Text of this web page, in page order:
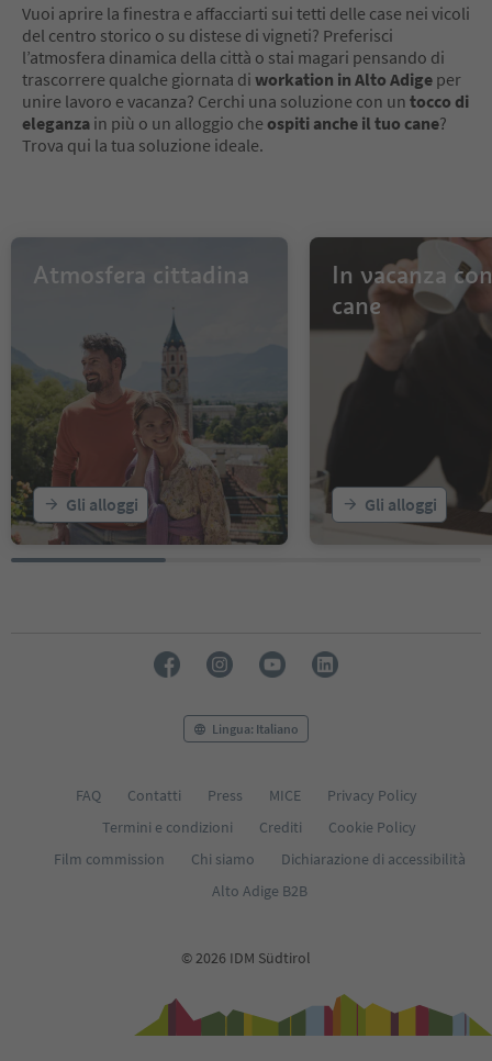
Vuoi aprire la finestra e affacciarti sui tetti delle case nei vicoli
del centro storico o su distese di vigneti? Preferisci
l’atmosfera dinamica della città o stai magari pensando di
trascorrere qualche giornata di workation in Alto Adige per
unire lavoro e vacanza? Cerchi una soluzione con un tocco di
eleganza in più o un alloggio che ospiti anche il tuo cane?
Trova qui la tua soluzione ideale.
Atmosfera cittadina
Gli alloggi
In vacanza
cane
Gli alloggi
Lingua: Italiano
FAQ Contatti Press MICE
Privacy Policy
Termini e condizioni
Crediti
Cookie Policy
Film commission
Chi siamo
Dichiarazione di accessibilità
Alto Adige B2B
© 2026 IDM Südtirol